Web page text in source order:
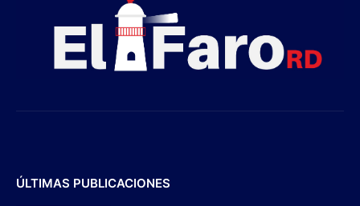
ÚLTIMAS PUBLICACIONES